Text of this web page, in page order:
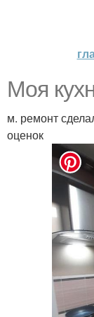
Моя
м. ремонт
оценок